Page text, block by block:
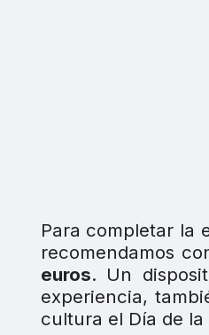
Para completar la
recomendamos
euros. Un
experiencia,
cultura el Día de la